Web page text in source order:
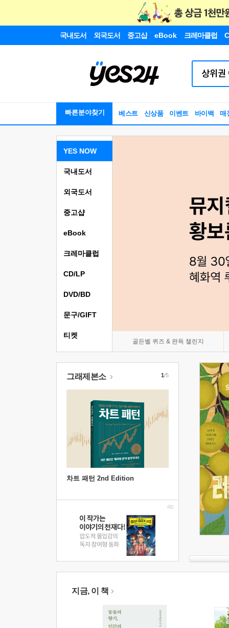
국내도서 외국도서 중고샵 eBook 크레마클럽
빠른분야찾기 베스트 신상품 이벤트 바이백 매
YES NOW
골든벨 퀴즈 & 완독 챌린지
국내도서
외국도서
중고샵
eBook
크레마클럽
CD/LP
DVD/BD
문구/GIFT
티켓
그래제본소
차트 패턴 2nd Edition
1/5
지금, 이 책